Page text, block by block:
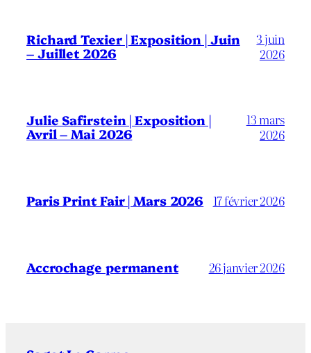
Richard Texier | Exposition | Juin
– Juillet 2026
3 juin
2026
Julie Safirstein | Exposition |
Avril – Mai 2026
13 mars
2026
Paris Print Fair | Mars 2026 17 février 2026
Accrochage permanent 26 janvier 2026